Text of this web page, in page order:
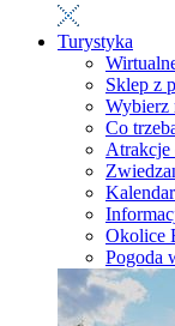
Turystyka
Sklep z
Wybierz
Co
Atrakcje
Okolice
Pogoda